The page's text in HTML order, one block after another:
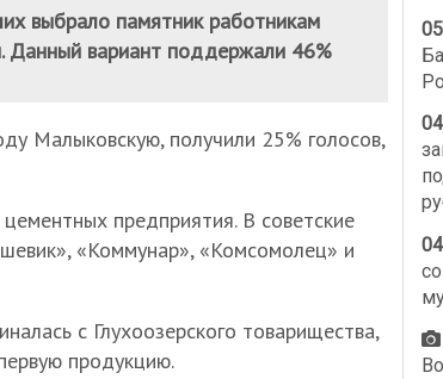
выбрало памятник работникам
Данный вариант поддержали 46%
Малыковскую, получили 25% голосов,
предприятия. В советские
«Коммунар», «Комсомолец» и
с Глухоозерского товарищества,
продукцию.